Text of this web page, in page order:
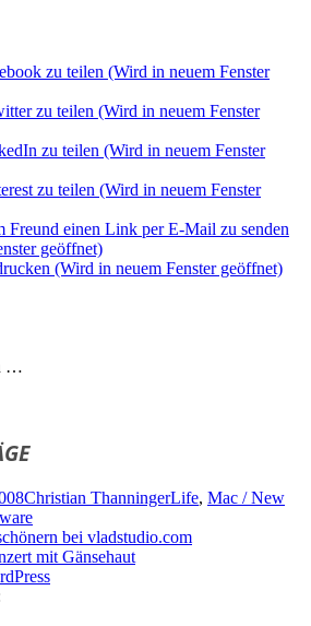
zu teilen (Wird in neuem Fenster
zu teilen (Wird in neuem Fenster
zu teilen (Wird in neuem Fenster
zu teilen (Wird in neuem Fenster
Freund einen Link per E-Mail zu senden
geöffnet)
(Wird in neuem Fenster geöffnet)
…
Autor
Christian ThanningerKategorien
Life, Mac / New
bei vladstudio.com
mit Gänsehaut